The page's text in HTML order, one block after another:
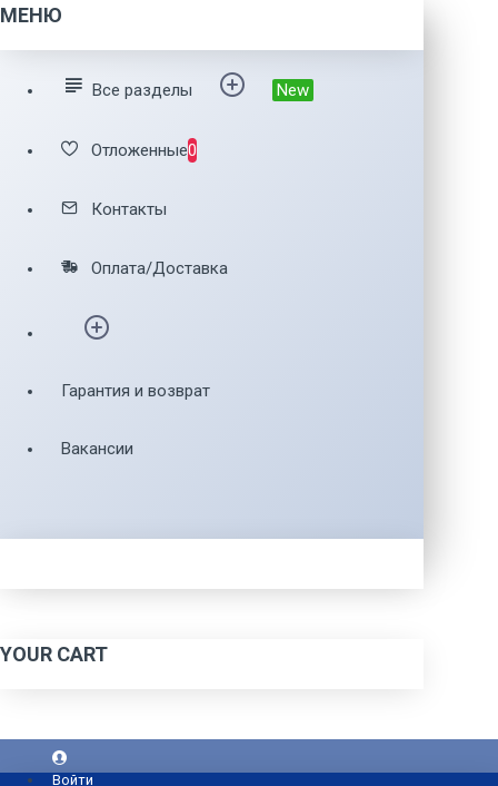
МЕНЮ
Все разделы New
Отложенные0
Контакты
Оплата/Доставка
Гарантия и возврат
Вакансии
YOUR CART
Войти